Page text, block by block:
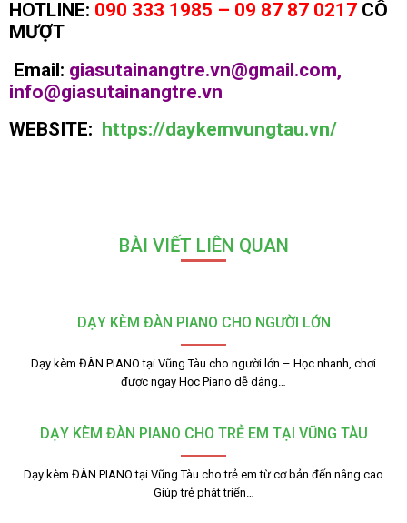
HOTLINE: 090 333 1985 – 09 87 87 0217 CÔ
MƯỢT
Email: giasutainangtre.vn@gmail.com,
info@giasutainangtre.vn
WEBSITE: https://daykemvungtau.vn/
BÀI VIẾT LIÊN QUAN
DẠY KÈM ĐÀN PIANO CHO NGƯỜI LỚN
Dạy kèm ĐÀN PIANO tại Vũng Tàu cho người lớn – Học nhanh, chơi
được ngay Học Piano dễ dàng…
DẠY KÈM ĐÀN PIANO CHO TRẺ EM TẠI VŨNG TÀU
Dạy kèm ĐÀN PIANO tại Vũng Tàu cho trẻ em từ cơ bản đến nâng cao
Giúp trẻ phát triển…